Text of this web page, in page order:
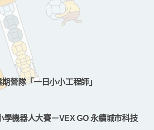
期營隊「一日小小工程師」
學機器人大賽－VEX GO 永續城市科技